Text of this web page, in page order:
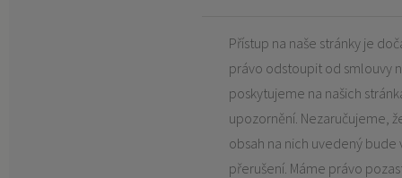
Přístup na naše stránky je
právo odstoupit od smlouvy
poskytujeme na našich
upozornění. Nezaručujeme,
obsah na nich uvedený
přerušení. Máme právo